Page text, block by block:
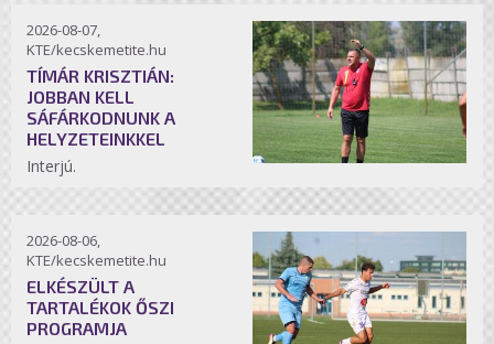
2026-08-07,
KTE/kecskemetite.hu
TÍMÁR KRISZTIÁN:
JOBBAN KELL
SÁFÁRKODNUNK A
HELYZETEINKKEL
Interjú.
2026-08-06,
KTE/kecskemetite.hu
ELKÉSZÜLT A
TARTALÉKOK ŐSZI
PROGRAMJA